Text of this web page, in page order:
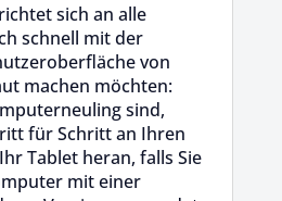
sich an alle
schnell mit der
von
machen möchten:
sind,
für Schritt an Ihren
Tablet heran, falls Sie
mit einer